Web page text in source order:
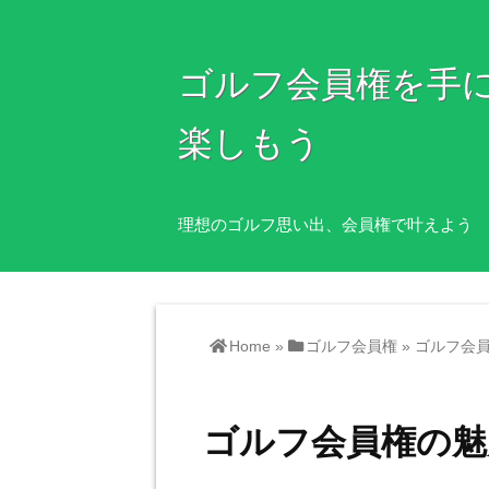
ゴルフ会員権を手
楽しもう
理想のゴルフ思い出、会員権で叶えよう
Home » ゴルフ会員権 » ゴルフ会
ゴルフ会員権の